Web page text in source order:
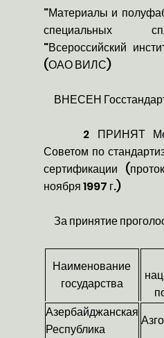
"Материалы и
специальных
"Всероссийский
(ОАО ВИЛС)
ВНЕСЕН
2 ПРИНЯТ
Советом по
сертификации
ноября 1997 г.)
За принятие
Наименование
государства
Азербайджанская
Республика